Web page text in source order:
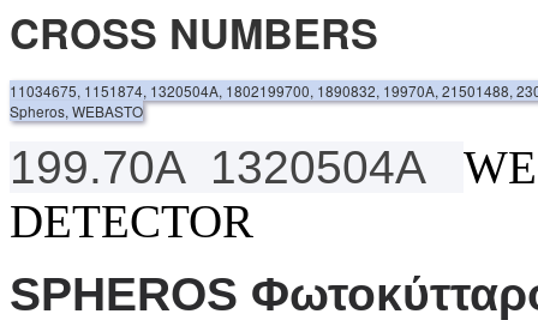
CROSS NUMBERS
11034675, 1151874, 1320504A, 1802199700, 1890832, 19970A, 21501488,
Spheros, WEBASTO
199.70A 1320504A
DETECTOR
SPHEROS